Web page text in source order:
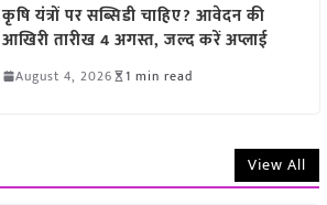
कृषि यंत्रों पर सब्सिडी चाहिए? आवेदन की
आखिरी तारीख 4 अगस्त, जल्द करें अप्लाई
August 4, 2026 1 min read
View All